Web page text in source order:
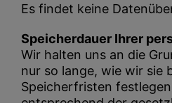
Es findet keine
Speicherdauer Ihrer
Wir halten uns an die
nur so lange, wie wir sie
Speicherfristen